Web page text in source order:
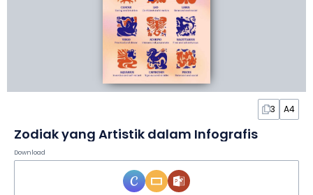
3 A4
Zodiak yang Artistik dalam Infografis
Download